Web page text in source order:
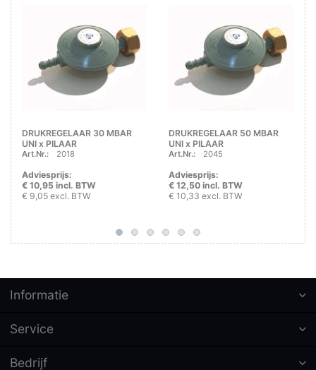
DRUKREGELAAR 30 MBAR
UNI x PILAAR
Art.Nr.: 2018
Adviesprijs:
€ 10,95 incl. BTW
€ 9,05 excl. BTW
DRUKREGELAAR 50 MBAR
UNI x PILAAR
Art.Nr.: 2045
Adviesprijs:
€ 12,50 incl. BTW
€ 10,33 excl. BTW
Informatie
Service
Bedrijf